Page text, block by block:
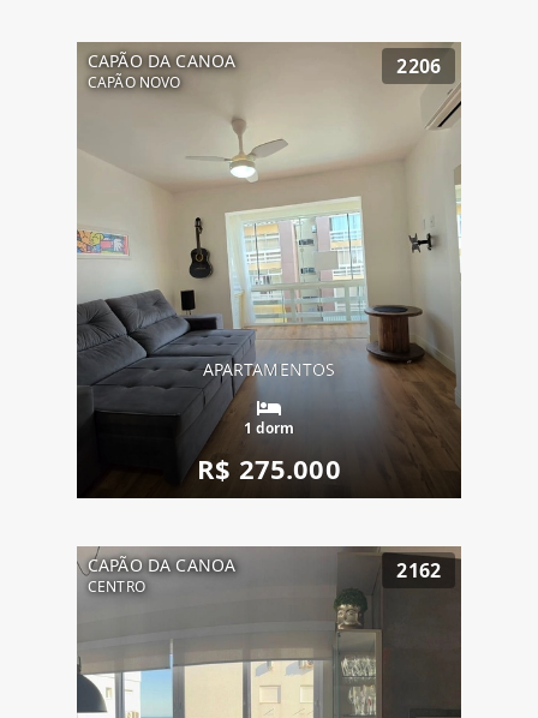
CAPÃO DA CANOA
CAPÃO NOVO
2206
APARTAMENTOS
1 dorm
R$ 275.000
CAPÃO DA CANOA
CENTRO
2162